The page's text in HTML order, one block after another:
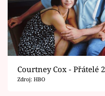
Courtney Cox - Přátelé 2
Zdroj: HBO